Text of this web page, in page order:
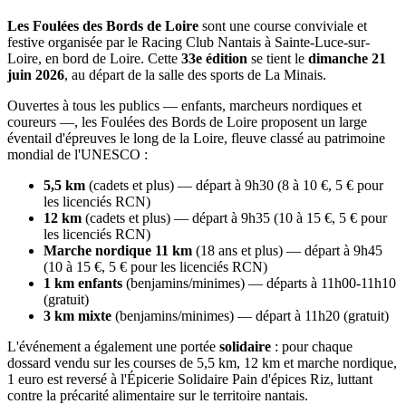
Les Foulées des Bords de Loire sont une course conviviale et
festive organisée par le Racing Club Nantais à Sainte-Luce-sur-
Loire, en bord de Loire. Cette 33e édition se tient le dimanche 21
juin 2026, au départ de la salle des sports de La Minais.
Ouvertes à tous les publics — enfants, marcheurs nordiques et
coureurs —, les Foulées des Bords de Loire proposent un large
éventail d'épreuves le long de la Loire, fleuve classé au patrimoine
mondial de l'UNESCO :
5,5 km (cadets et plus) — départ à 9h30 (8 à 10 €, 5 € pour
les licenciés RCN)
12 km (cadets et plus) — départ à 9h35 (10 à 15 €, 5 € pour
les licenciés RCN)
Marche nordique 11 km (18 ans et plus) — départ à 9h45
(10 à 15 €, 5 € pour les licenciés RCN)
1 km enfants (benjamins/minimes) — départs à 11h00-11h10
(gratuit)
3 km mixte (benjamins/minimes) — départ à 11h20 (gratuit)
L'événement a également une portée solidaire : pour chaque
dossard vendu sur les courses de 5,5 km, 12 km et marche nordique,
1 euro est reversé à l'Épicerie Solidaire Pain d'épices Riz, luttant
contre la précarité alimentaire sur le territoire nantais.